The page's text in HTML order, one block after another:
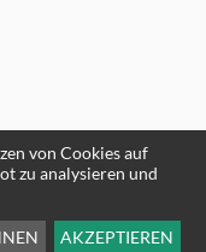
Alle Rechte
von Cookies auf
zu analysieren und
AKZEPTIEREN